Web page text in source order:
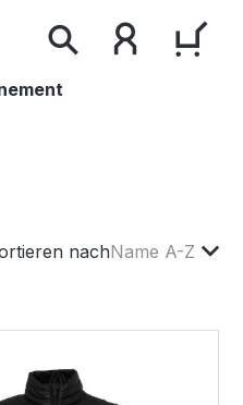
nachName A-Z